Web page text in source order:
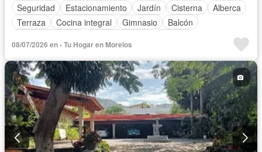
Seguridad
Estacionamiento Jardín Cisterna
Alberca
Terraza
Cocina integral Gimnasio
Balcón
Aire acondicionado
Electricidad
Televisión por cable
Asador Bodega
Zonas verdes
Recámara con closet
Caseta de vigilancia
08/07/2026 en - Tu Hogar en Morelos